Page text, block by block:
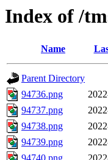
Index of /
Name
Parent Directory
94736.png
94737.png
94738.png
94739.png